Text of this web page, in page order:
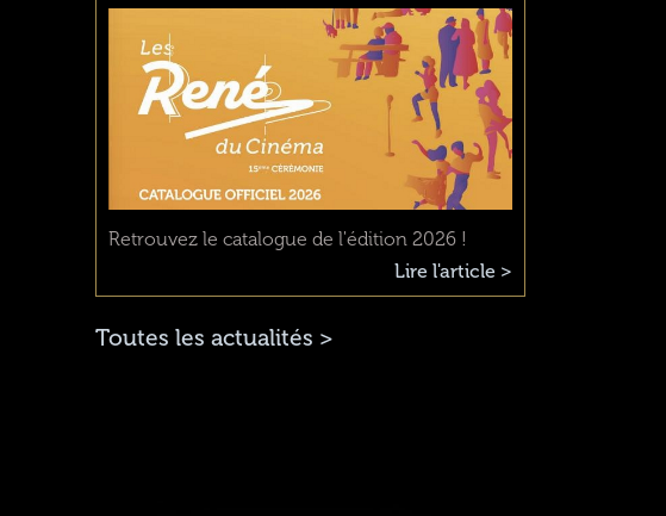
Retrouvez le catalogue de l'édition 2026 !
Lire l'article >
Toutes les actualités >